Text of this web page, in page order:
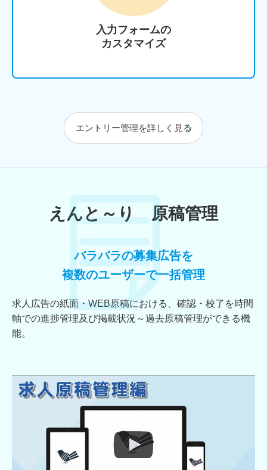
入力フォームの
カスタマイズ
エントリー管理を詳しく見る
えんと～り 原稿管理
バラバラの募集広告を
複数のユーザーで一括管理
求人広告の紙面・WEB原稿における、確認・校了を時間
軸での進捗管理及び掲載状況～過去原稿管理ができる機
能。